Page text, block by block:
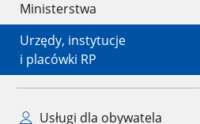
Ministerstwa
Urzędy, instytucje
i placówki RP
Usługi dla obywatela